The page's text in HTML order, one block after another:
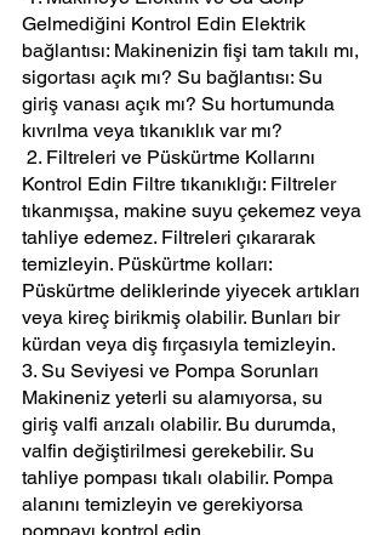
Gelmediğini Kontrol Edin Elektrik
bağlantısı: Makinenizin fişi tam takılı mı,
sigortası açık mı? Su bağlantısı: Su
giriş vanası açık mı? Su hortumunda
kıvrılma veya tıkanıklık var mı?
Kontrol Edin Filtre tıkanıklığı: Filtreler
tıkanmışsa, makine suyu çekemez veya
tahliye edemez. Filtreleri çıkararak
temizleyin. Püskürtme kolları:
Püskürtme deliklerinde yiyecek artıkları
veya kireç birikmiş olabilir. Bunları bir
kürdan veya diş fırçasıyla temizleyin.
3. Su Seviyesi ve Pompa Sorunları
Makineniz yeterli su alamıyorsa, su
giriş valfi arızalı olabilir. Bu durumda,
valfin değiştirilmesi gerekebilir. Su
tahliye pompası tıkalı olabilir. Pompa
alanını temizleyin ve gerekiyorsa